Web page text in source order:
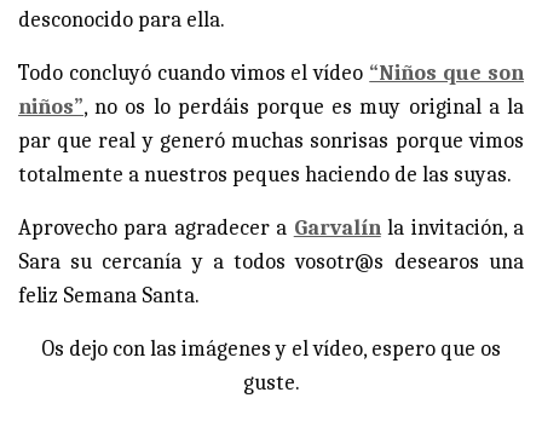
desconocido para ella.
Todo concluyó cuando vimos el vídeo “Niños que son
niños”, no os lo perdáis porque es muy original a la
par que real y generó muchas sonrisas porque vimos
totalmente a nuestros peques haciendo de las suyas.
Aprovecho para agradecer a Garvalínla invitación, a
Sara su cercanía y a todos vosotr@s desearos una
feliz Semana Santa.
Os dejo con las imágenes y el vídeo, espero que os
guste.